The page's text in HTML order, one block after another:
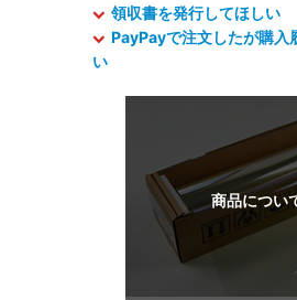
領収書を発行してほしい
PayPayで注文したが購入
い